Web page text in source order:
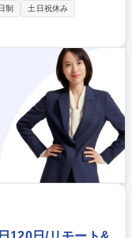
ジェクトサポートを担当
くポジション（提案書
進捗管理や報告） ■案件
に関わることができ、
ルを身に付けたい方を応
制
土日祝休み